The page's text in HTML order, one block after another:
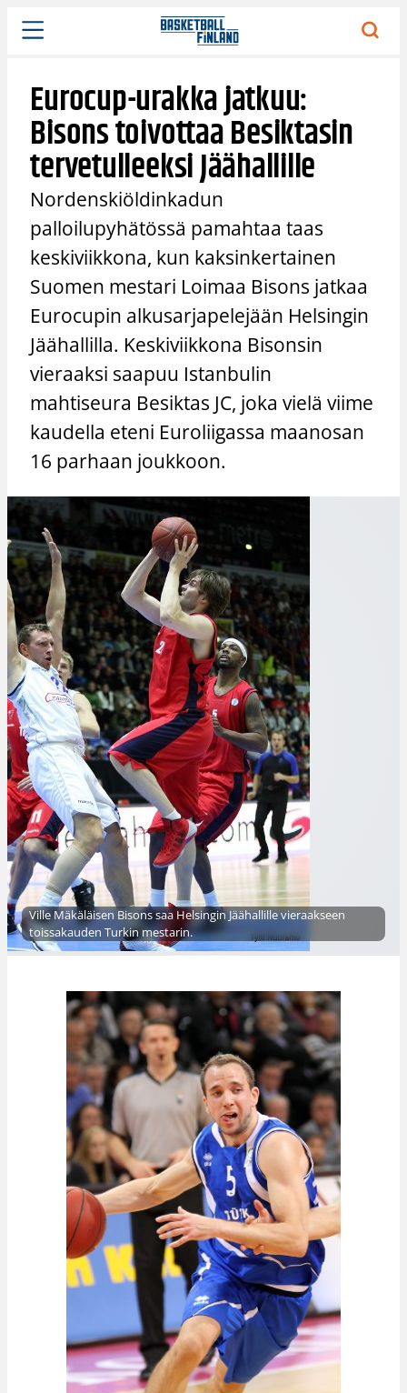
Siirry
sisältöön
Eurocup-urakka jatkuu:
Bisons toivottaa Besiktasin
tervetulleeksi Jäähallille
Nordenskiöldinkadun
palloilupyhätössä pamahtaa taas
keskiviikkona, kun kaksinkertainen
Suomen mestari Loimaa Bisons jatkaa
Eurocupin alkusarjapelejään Helsingin
Jäähallilla. Keskiviikkona Bisonsin
vieraaksi saapuu Istanbulin
mahtiseura Besiktas JC, joka vielä viime
kaudella eteni Euroliigassa maanosan
16 parhaan joukkoon.
Ville Mäkäläisen Bisons saa Helsingin Jäähallille vieraakseen
toissakauden Turkin mestarin.